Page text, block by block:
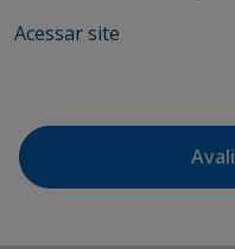
Acessar site